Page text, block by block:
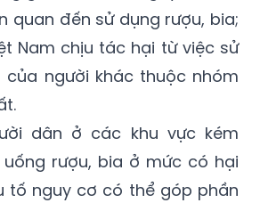
có liên quan đến sử dụng
gần 30% số vụ gây rối trật
quan đến sử dụng rượu, bia;
Nam chịu tác hại từ việc sử
của người khác thuộc nhóm
dân ở các khu vực kém